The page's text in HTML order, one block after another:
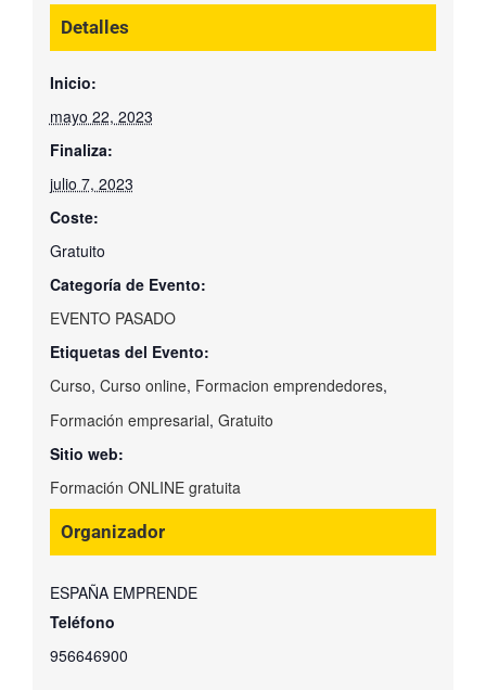
Detalles
Inicio:
mayo 22, 2023
Finaliza:
julio 7, 2023
Coste:
Gratuito
Categoría de Evento:
EVENTO PASADO
Etiquetas del Evento:
Curso, Curso online, Formacion emprendedores,
Formación empresarial, Gratuito
Sitio web:
Formación ONLINE gratuita
Organizador
ESPAÑA EMPRENDE
Teléfono
956646900